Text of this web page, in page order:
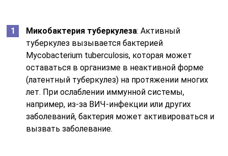
Микобактерия туберкулеза: Активный
туберкулез вызывается бактерией
Mycobacterium tuberculosis, которая может
оставаться в организме в неактивной форме
(латентный туберкулез) на протяжении многих
лет. При ослаблении иммунной системы,
например, из-за ВИЧ-инфекции или других
заболеваний, бактерия может активироваться и
вызвать заболевание.